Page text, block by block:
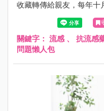
收藏轉傳給親友，每年十
關鍵字： 流感 、 抗流感
問題懶人包